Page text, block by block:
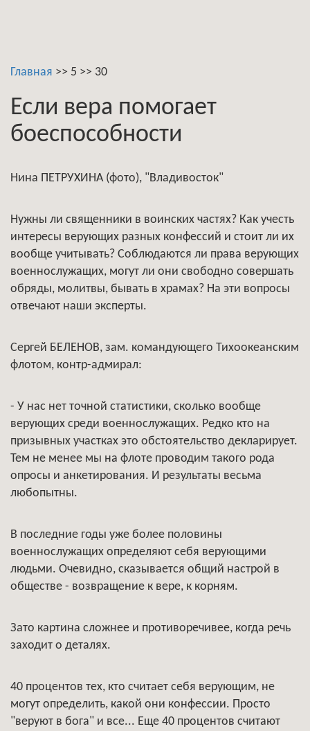
Главная >> 5 >> 30
Если вера помогает
боеспособности
Нина ПЕТРУХИНА (фото), "Владивосток"
Нужны ли священники в воинских частях? Как учесть
интересы верующих разных конфессий и стоит ли их
вообще учитывать? Соблюдаются ли права верующих
военнослужащих, могут ли они свободно совершать
обряды, молитвы, бывать в храмах? На эти вопросы
отвечают наши эксперты.
Сергей БЕЛЕНОВ, зам. командующего Тихоокеанским
флотом, контр-адмирал:
- У нас нет точной статистики, сколько вообще
верующих среди военнослужащих. Редко кто на
призывных участках это обстоятельство декларирует.
Тем не менее мы на флоте проводим такого рода
опросы и анкетирования. И результаты весьма
любопытны.
В последние годы уже более половины
военнослужащих определяют себя верующими
людьми. Очевидно, сказывается общий настрой в
обществе - возвращение к вере, к корням.
Зато картина сложнее и противоречивее, когда речь
заходит о деталях.
40 процентов тех, кто считает себя верующим, не
могут определить, какой они конфессии. Просто
"веруют в бога" и все... Еще 40 процентов считают